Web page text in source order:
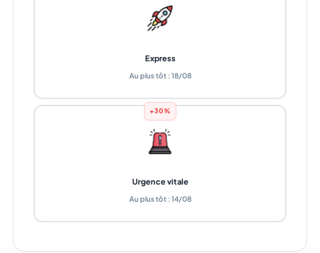
Express
Au plus tôt : 18/08
+30%
Urgence vitale
Au plus tôt : 14/08